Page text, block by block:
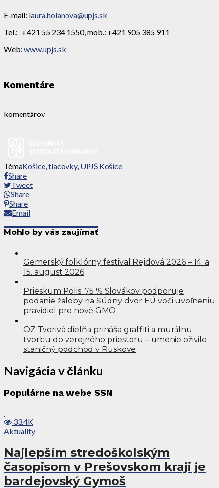
E-mail: laura.holanova@upjs.sk
Tel.: +421 55 234 1550, mob.: +421 905 385 911
Web: www.upjs.sk
Komentáre
komentárov
TémaKošice,tlacovky, UPJŠ Košice
Share
Tweet
Share
Share
Email
Mohlo by vás zaujímať
Gemerský folklórny festival Rejdová 2026 – 14. a
15. august 2026
Prieskum Polis: 75 % Slovákov podporuje
podanie žaloby na Súdny dvor EÚ voči uvoľneniu
pravidiel pre nové GMO
OZ Tvorivá dielňa prináša graffiti a murálnu
tvorbu do verejného priestoru – umenie oživilo
staničný podchod v Ruskove
Navigácia v článku
Populárne na webe SSN
33.4K
Aktuality
Najlepším stredoškolským
časopisom v Prešovskom kraji je
bardejovský Gymoš